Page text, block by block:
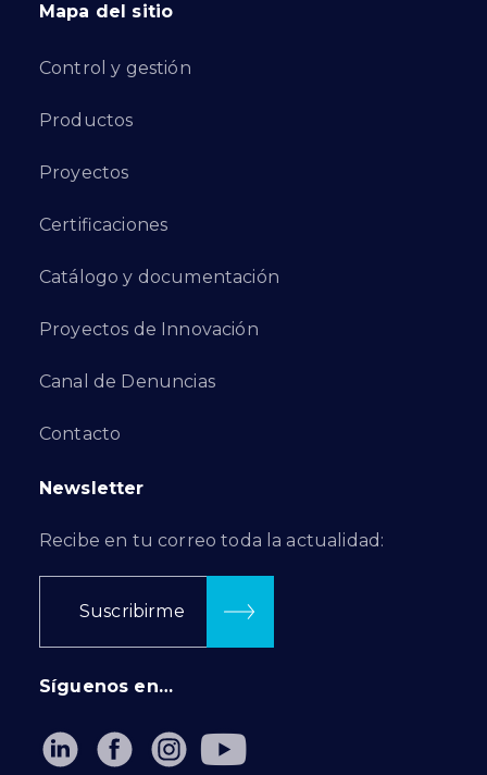
Mapa del sitio
Control y gestión
Productos
Proyectos
Certificaciones
Catálogo y documentación
Proyectos de Innovación
Canal de Denuncias
Contacto
Newsletter
Recibe en tu correo toda la actualidad:
Suscribirme
Síguenos en…